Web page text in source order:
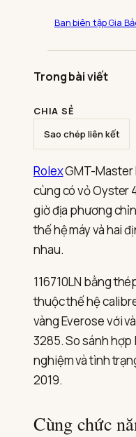
Ban biên tập Gia
Trong bài viết
CHIA SẺ
Sao chép liên kết
RolexGMT-Master
cùng có vỏ Oyster
giờ địa phương
thế hệ máy và hai
nhau.
116710LN bằng
thuộc thế hệ
vàng Everose với
3285. So sánh hợp
nghiệm và tình
2019.
Cùng chức